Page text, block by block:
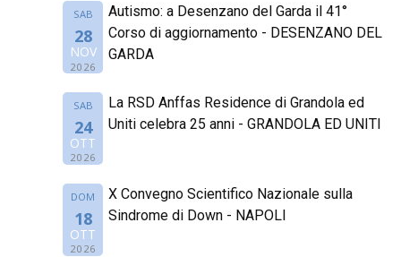
SAB
28
NOV
2026
Autismo: a Desenzano del Garda il 41°
Corso di aggiornamento - DESENZANO DEL
GARDA
SAB
24
OTT
2026
La RSD Anffas Residence di Grandola ed
Uniti celebra 25 anni - GRANDOLA ED UNITI
DOM
18
OTT
2026
X Convegno Scientifico Nazionale sulla
Sindrome di Down - NAPOLI